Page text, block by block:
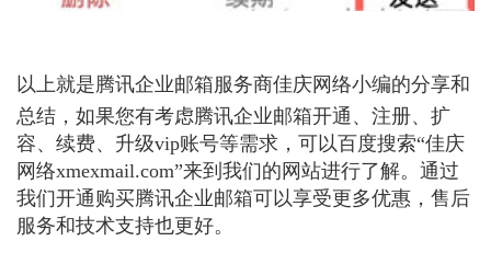
以上就是腾讯企业邮箱服务商佳庆网络小编的分享和
总结，如果您有考虑腾讯企业邮箱开通、注册、扩
容、续费、升级vip账号等需求，可以百度搜索“佳庆
网络xmexmail.com”来到我们的网站进行了解。通过
我们开通购买腾讯企业邮箱可以享受更多优惠，售后
服务和技术支持也更好。